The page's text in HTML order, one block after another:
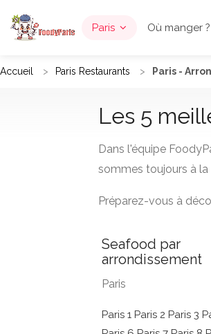
Paris Où manger ?
Accueil Paris Restaurants Paris -
Les 5
Dans l'équipe
sommes toujours à
Préparez-vous à
Seafood par
arrondissement
Paris
Paris 1 Paris 2 Paris 3